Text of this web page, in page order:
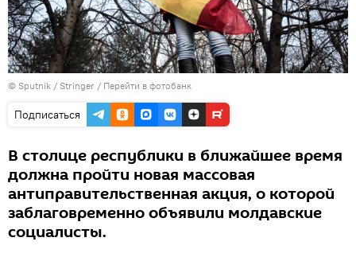
© Sputnik / Stringer / Перейти в фотобанк
Подписаться
В столице республики в ближайшее время
должна пройти новая массовая
антиправительственная акция, о которой
заблаговременно объявили молдавские
социалисты.